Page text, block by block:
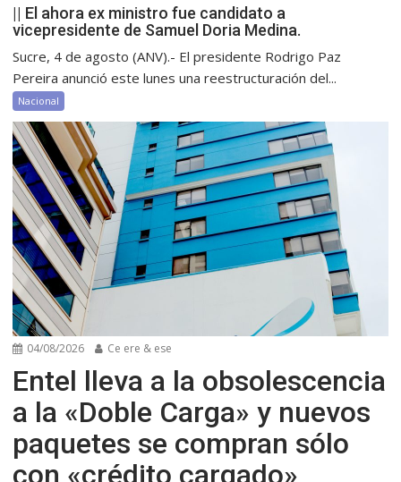
|| El ahora ex ministro fue candidato a
vicepresidente de Samuel Doria Medina.
Sucre, 4 de agosto (ANV).- El presidente Rodrigo Paz
Pereira anunció este lunes una reestructuración del...
Nacional
04/08/2026 Ce ere & ese
Entel lleva a la obsolescencia
a la «Doble Carga» y nuevos
paquetes se compran sólo
con «crédito cargado»